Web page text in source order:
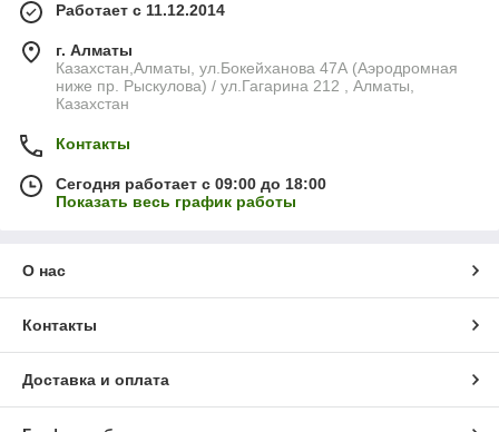
Работает с 11.12.2014
г. Алматы
Казахстан,Алматы, ул.Бокейханова 47А (Аэродромная
ниже пр. Рыскулова) / ул.Гагарина 212 , Алматы,
Казахстан
Контакты
Сегодня работает с 09:00 до 18:00
Показать весь график работы
О нас
Контакты
Доставка и оплата